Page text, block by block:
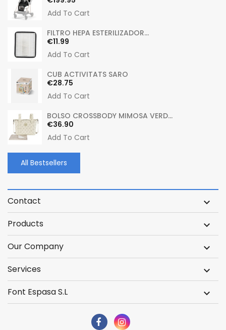
Add To Cart
FILTRO HEPA ESTERILIZADOR...
Price
€11.99
Add To Cart
CUB ACTIVITATS SARO
Price
€28.75
Add To Cart
BOLSO CROSSBODY MIMOSA VERD...
Price
€36.90
Add To Cart
All Bestsellers
Contact 
Products 
Our Company 
Services 
Font Espasa S.L 